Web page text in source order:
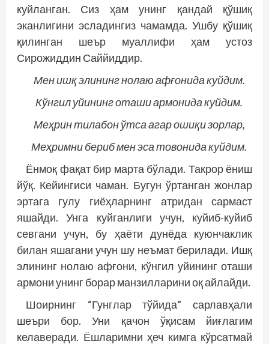
куйланган. Сиз ҳам унинг қандай қўшиқ
эканлигини эсладингиз чамамда. Ушбу қўшиқ
қилинган шеър муаллифи ҳам устоз
Сирожиддин Саййиддир.
Мен ишқ элининг нолаю афғонида куйдим.
Кўнгил уйининг оташи армонида куйдим.
Меҳрин тилабон ўтса агар ошиқи зорлар,
Меҳримни бериб мен эса товонида куйдим.
Ёнмоқ фақат бир марта бўлади. Такрор ёниш
йўқ. Кейингиси чаман. Бугун ўртанган жонлар
эртага гулу гиёҳларнинг атридан сармаст
яшайди. Унга куйганлиги учун, куйиб-куйиб
севгани учун, бу ҳаёти дунёда куюнчаклик
билан яшагани учун шу неъмат берилади. Ишқ
элининг нолаю афғони, кўнгил уйининг оташи
армони унинг борар манзилларини оқ айлайди.
Шоирнинг “Гунглар тўйида” сарлавҳали
шеъри бор. Уни қачон ўқисам йиғлагим
келаверади. Ёшларимни ҳеч кимга кўрсатмай